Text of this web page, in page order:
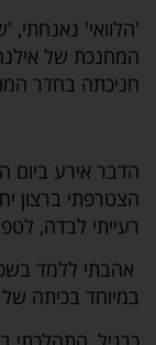
'הלוואי' נאנחתי,
המחנכת של
חניכתה בחדר
הדבר אירע
הצטרפתי ברצון
רעייתי לבדה,
אהבתי ללמד
במיוחד בכיתה